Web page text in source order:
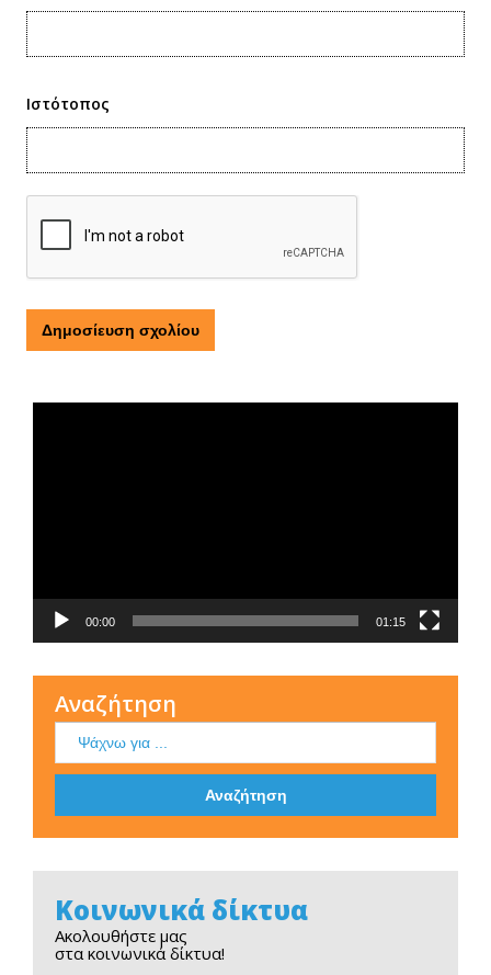
Ιστότοπος
00:00 01:15
Αναζήτηση
Κοινωνικά δίκτυα
Ακολουθήστε μας
στα κοινωνικά δίκτυα!